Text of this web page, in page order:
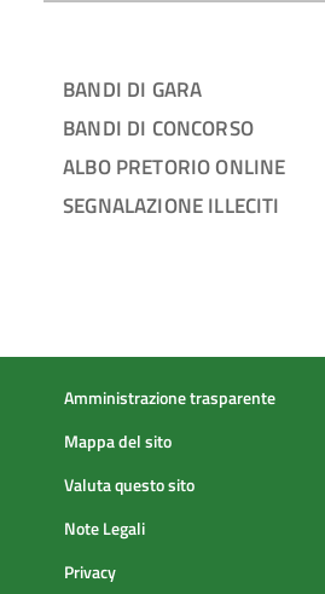
BANDI DI GARA
BANDI DI CONCORSO
ALBO PRETORIO ONLINE
SEGNALAZIONE ILLECITI
Amministrazione trasparente
Mappa del sito
Valuta questo sito
Note Legali
Privacy